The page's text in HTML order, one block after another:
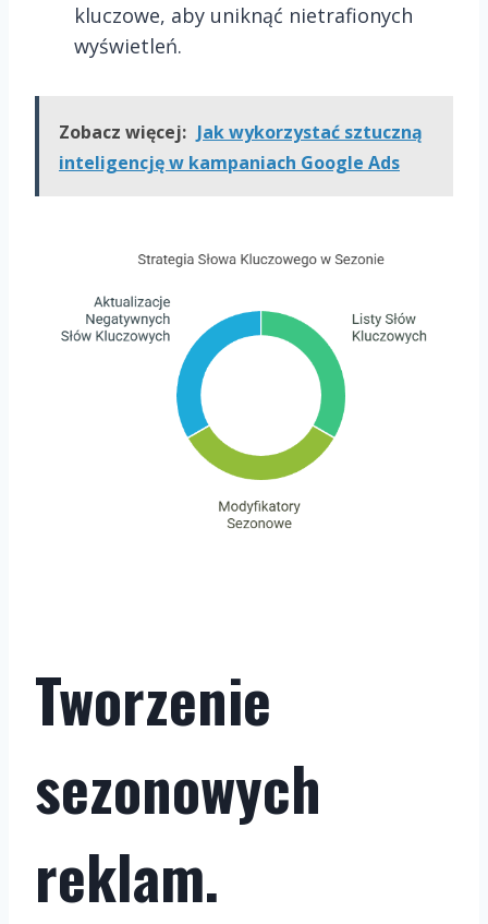
kluczowe, aby uniknąć nietrafionych
wyświetleń.
Zobacz więcej: Jak wykorzystać sztuczną
inteligencję w kampaniach Google Ads
Tworzenie
sezonowych
reklam.